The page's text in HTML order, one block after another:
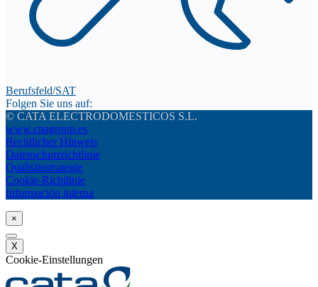
Berufsfeld/SAT
Folgen Sie uns auf:
© CATA ELECTRODOMESTICOS S.L.
www.cnagroup.es
Rechtlicher Hinweis
Datenschutzrichtlinie
Qualitätsstrategie
Cookie-Richtlinie
Información interna
×
X
Cookie-Einstellungen